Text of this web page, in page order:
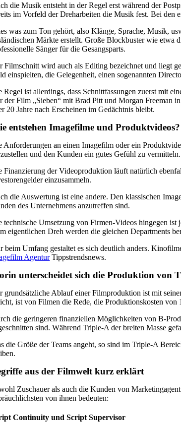
die Musik entsteht in der Regel erst während der
im Vorfeld der Dreharbeiten die Musik fest. Bei den
was zum Ton gehört, also Klänge, Sprache, Musik,
Märkte erstellt. Große Blockbuster wie etwa
Sänger für die Gesangsparts.
Filmschnitt wird auch als Editing bezeichnet und liegt
einspielten, die Gelegenheit, einen sogenannten
Regel ist allerdings, dass Schnittfassungen zuerst mit
der Film „Sieben“ mit Brad Pitt und Morgan Freeman
20 Jahre nach Erscheinen im Gedächtnis bleibt.
entstehen Imagefilme und Produktvideos?
Anforderungen an einen Imagefilm oder ein
und den Kunden ein gutes Gefühl zu vermitteln.
Finanzierung der Videoproduktion läuft natürlich
einzusammeln.
die Auswertung ist eine andere. Den klassischen
des Unternehmens anzutreffen sind.
technische Umsetzung von Firmen-Videos hingegen
eigentlichen Dreh werden die gleichen Departments
beim Umfang gestaltet es sich deutlich anders.
AgenturTippstrendsnews.
unterscheidet sich die Produktion von
grundsätzliche Ablauf einer Filmproduktion ist mit
ist von Filmen die Rede, die Produktionskosten
die geringeren finanziellen Möglichkeiten von B-
sind. Während Triple-A der breiten Masse
die Größe der Teams angeht, so sind im Triple-A
aus der Filmwelt kurz erklärt
Zuschauer als auch die Kunden von
von ihnen bedeuten:
Continuity und Script Supervisor